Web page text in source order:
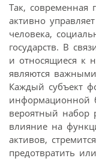
Так, современная
активно
человека,
государств. В
и относящиеся к
являются
Каждый субъект
информационной
вероятный набор
влияние на
активов,
предотвратить